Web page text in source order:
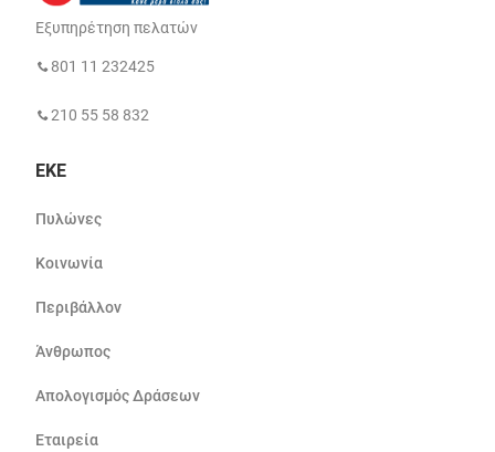
Εξυπηρέτηση πελατών
801 11 232425
210 55 58 832
ΕΚΕ
Πυλώνες
Κοινωνία
Περιβάλλον
Άνθρωπος
Απολογισμός Δράσεων
Εταιρεία